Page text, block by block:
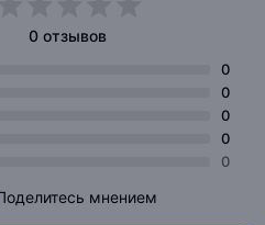
0 отзывов
0
0
0
0
0
мнением